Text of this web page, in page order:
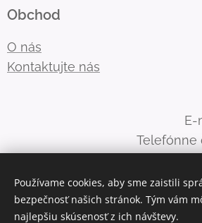
Obchod
O nás
Kontaktujte nás
E-
Telefónne
Cookies
Používame cookies, aby sme zaistili
bezpečnosť našich stránok. Tým vám
najlepšiu skúsenosť z ich návštevy.